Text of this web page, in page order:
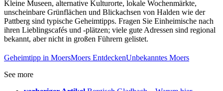
Kleine Museen, alternative Kulturorte, lokale Wochenmärkte,
unscheinbare Grünflächen und Blickachsen von Halden wie der
Pattberg sind typische Geheimtipps. Fragen Sie Einheimische nach
ihren Lieblingscafés und -plätzen; viele gute Adressen sind regional
bekannt, aber nicht in großen Führern gelistet.
Geheimtipp in MoersMoers EntdeckenUnbekanntes Moers
See more